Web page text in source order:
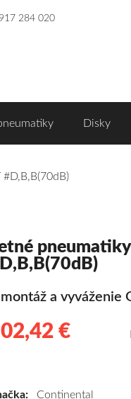
284 020
Disky
a vyváženie
€
Continental